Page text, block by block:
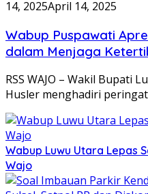
14, 2025April 14, 2025
Wabup Puspawati
dalam Menjaga
RSS WAJO – Wakil Bupati
Husler menghadiri
Wabup Luwu Utara Lepas
Wajo